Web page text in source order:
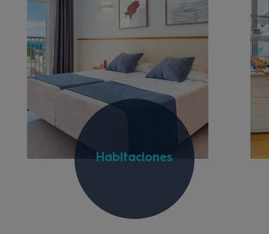
Habitaciones